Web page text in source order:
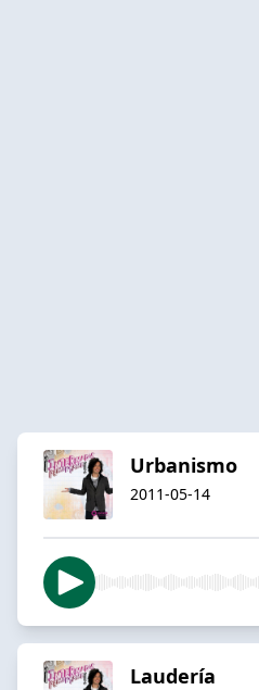
Urbanismo
2011-05-14
Laudería